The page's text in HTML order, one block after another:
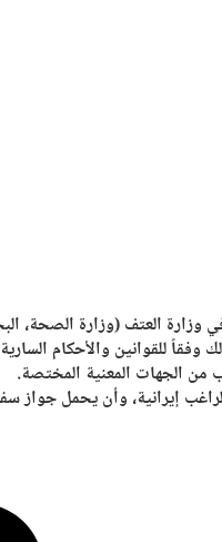
وزارة العتف (وزارة الصحة،
وفقاً للقوانين والأحكام
من الجهات المعنية المختصة.
إيرانية، وأن يحمل جواز